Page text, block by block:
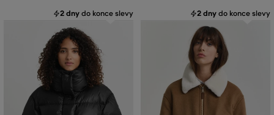
2 dny do konce slevy 2 dny do konce slevy